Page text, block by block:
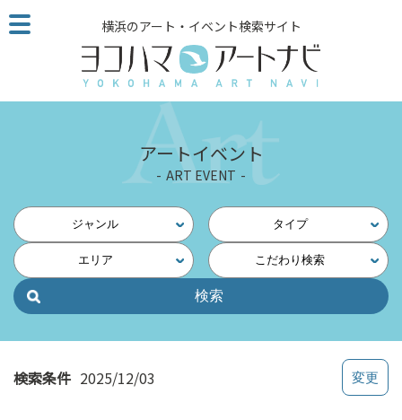
こ
の
ジ
読
他
ペ
の
横浜のアート・イベント検索サイト
アートイベント
ART EVENT
ジャンル タイプ
エリア こだわり検索
検索条件 2025/12/03